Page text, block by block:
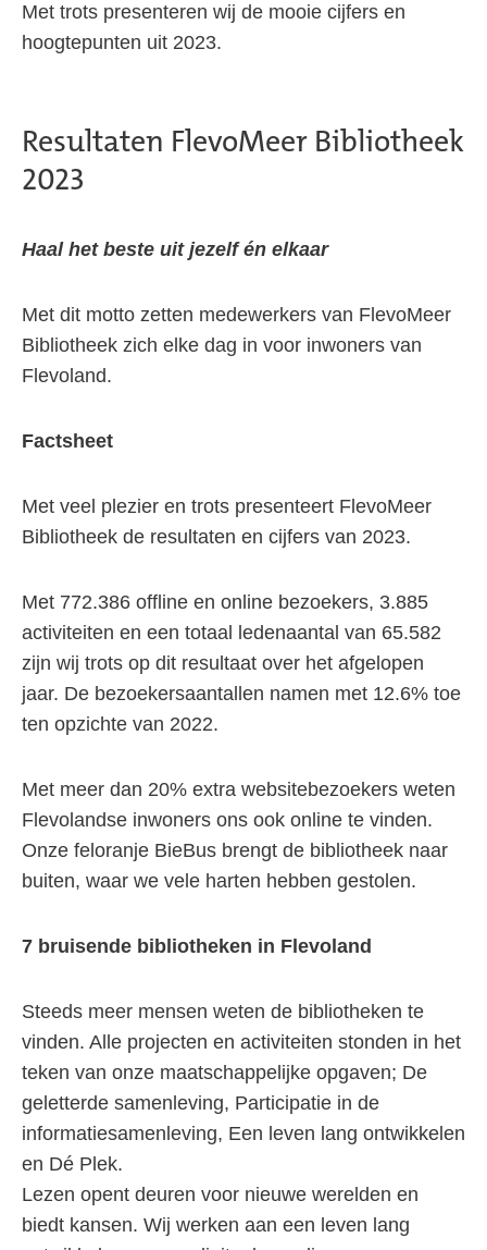
Met trots presenteren wij de mooie cijfers en
hoogtepunten uit 2023.
Resultaten FlevoMeer Bibliotheek
2023
Haal het beste uit jezelf én elkaar
Met dit motto zetten medewerkers van FlevoMeer
Bibliotheek zich elke dag in voor inwoners van
Flevoland.
Factsheet
Met veel plezier en trots presenteert FlevoMeer
Bibliotheek de resultaten en cijfers van 2023.
Met 772.386 offline en online bezoekers, 3.885
activiteiten en een totaal ledenaantal van 65.582
zijn wij trots op dit resultaat over het afgelopen
jaar. De bezoekersaantallen namen met 12.6% toe
ten opzichte van 2022.
Met meer dan 20% extra websitebezoekers weten
Flevolandse inwoners ons ook online te vinden.
Onze feloranje BieBus brengt de bibliotheek naar
buiten, waar we vele harten hebben gestolen.
7 bruisende bibliotheken in Flevoland
Steeds meer mensen weten de bibliotheken te
vinden. Alle projecten en activiteiten stonden in het
teken van onze maatschappelijke opgaven; De
geletterde samenleving, Participatie in de
informatiesamenleving, Een leven lang ontwikkelen
en Dé Plek.
Lezen opent deuren voor nieuwe werelden en
biedt kansen. Wij werken aan een leven lang